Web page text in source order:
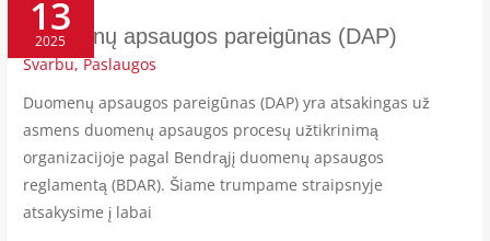
13
2025
Duomenų apsaugos pareigūnas (DAP)
Svarbu,Paslaugos
Duomenų apsaugos pareigūnas (DAP) yra atsakingas už
asmens duomenų apsaugos procesų užtikrinimą
organizacijoje pagal Bendrąjį duomenų apsaugos
reglamentą (BDAR). Šiame trumpame straipsnyje
atsakysime į labai
(DAP)